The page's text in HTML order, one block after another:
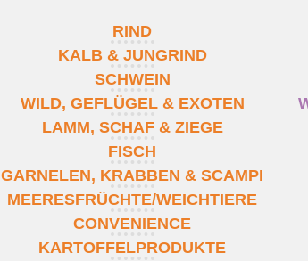
RIND
KALB & JUNGRIND
SCHWEIN
WILD, GEFLÜGEL & EXOTEN
LAMM, SCHAF & ZIEGE
FISCH
GARNELEN, KRABBEN & SCAMPI
MEERESFRÜCHTE/WEICHTIERE
CONVENIENCE
KARTOFFELPRODUKTE